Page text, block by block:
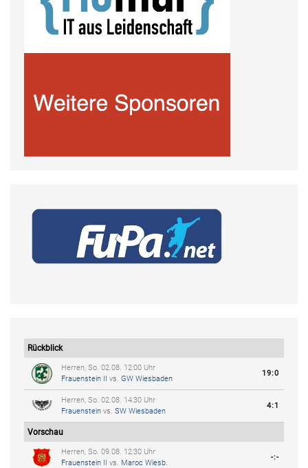
Rückblick
Herren, So. 02.08. 12:00 Uhr
Frauenstein II vs. GW Wiesbaden
19:0
Herren, So. 02.08. 14:30 Uhr
Frauenstein vs. SW Wiesbaden
4:1
Vorschau
Herren, So. 09.08. 12:30 Uhr
Frauenstein II vs. Maroc Wiesb.
-:-